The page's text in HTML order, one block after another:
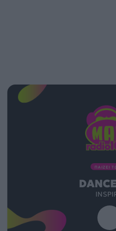
ΠΑΙΖΕΙ